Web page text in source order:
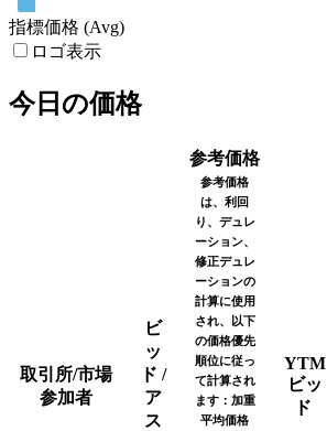
指標価格 (Avg)
ロゴ表示
今日の価格
取引所/市場
参加者
ビ
ッ
ド /
ア
ス
参考価格
参考価格
は、利回
り、デュレ
ーション、
修正デュレ
ーションの
計算に使用
され、以下
の価格優先
順位に従っ
て計算され
ます：加重
平均価格
YTM
ビッ
ド